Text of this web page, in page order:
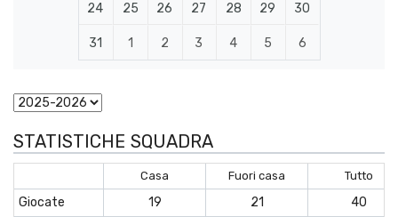
24 25 26 27 28 29 30
31 1 2 3 4 5 6
STATISTICHE SQUADRA
Casa Fuori casa Tutto
Giocate 19 21
40